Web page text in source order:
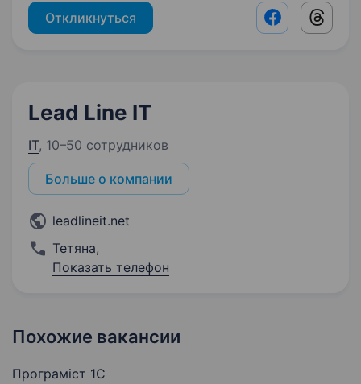
Откликнуться Facebook
Lead Line IT
IT, 10–50 сотрудников
Больше о компании
leadlineit.net
Тетяна,
Показать телефон
Похожие вакансии
Програміст 1C